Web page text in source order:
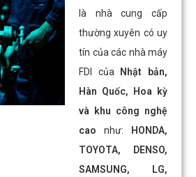
là nhà cung cấp
thường xuyên có uy
tín của các nhà máy
FDI của
Nhật bản,
Hàn Quốc, Hoa kỳ
và khu công nghệ
cao như:
HONDA,
TOYOTA, DENSO,
SAMSUNG, LG,